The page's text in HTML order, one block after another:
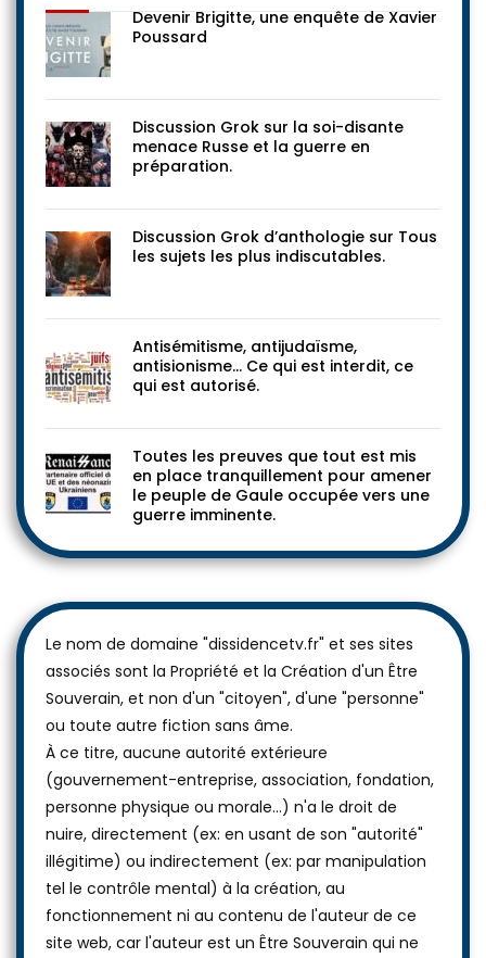
Devenir Brigitte, une enquête de Xavier
Poussard
Discussion Grok sur la soi-disante
menace Russe et la guerre en
préparation.
Discussion Grok d’anthologie sur Tous
les sujets les plus indiscutables.
Antisémitisme, antijudaïsme,
antisionisme… Ce qui est interdit, ce
qui est autorisé.
Toutes les preuves que tout est mis
en place tranquillement pour amener
le peuple de Gaule occupée vers une
guerre imminente.
Le nom de domaine "dissidencetv.fr" et ses sites
associés sont la Propriété et la Création d'un Être
Souverain, et non d'un "citoyen", d'une "personne"
ou toute autre fiction sans âme.
À ce titre, aucune autorité extérieure
(gouvernement-entreprise, association, fondation,
personne physique ou morale...) n'a le droit de
nuire, directement (ex: en usant de son "autorité"
illégitime) ou indirectement (ex: par manipulation
tel le contrôle mental) à la création, au
fonctionnement ni au contenu de l'auteur de ce
site web, car l'auteur est un Être Souverain qui ne